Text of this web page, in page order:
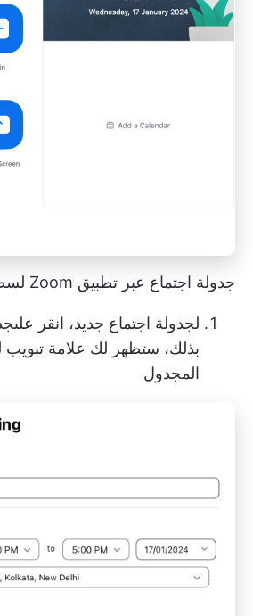
جدولة اجتماع عبر تطبيق Zoom لسطح المكتب
لجدولة اجتماع جديد، انقر
بذلك، ستظهر لك علامة
المجدول